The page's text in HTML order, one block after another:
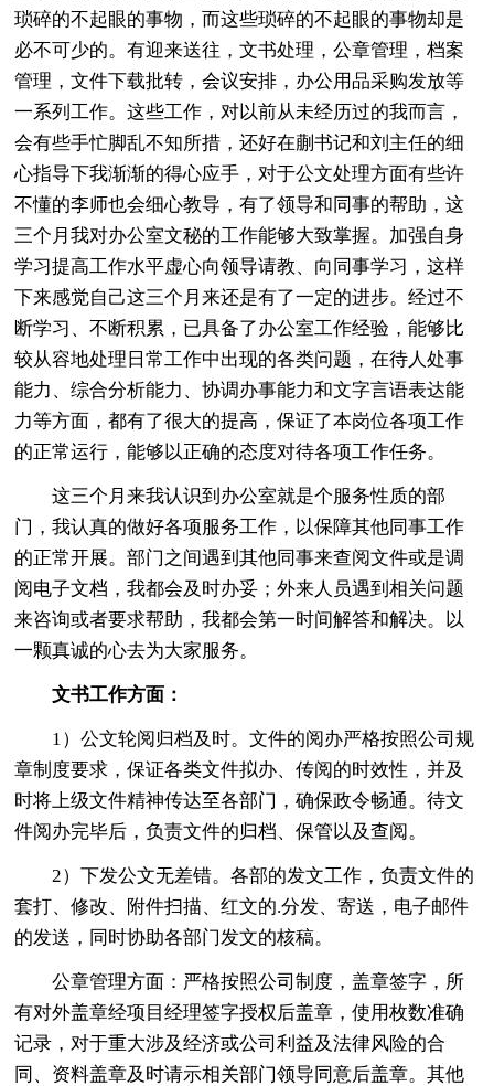
琐碎的不起眼的事物，而这些琐碎的不起眼的事物却是
必不可少的。有迎来送往，文书处理，公章管理，档案
管理，文件下载批转，会议安排，办公用品采购发放等
一系列工作。这些工作，对以前从未经历过的我而言，
会有些手忙脚乱不知所措，还好在蒯书记和刘主任的细
心指导下我渐渐的得心应手，对于公文处理方面有些许
不懂的李师也会细心教导，有了领导和同事的帮助，这
三个月我对办公室文秘的工作能够大致掌握。加强自身
学习提高工作水平虚心向领导请教、向同事学习，这样
下来感觉自己这三个月来还是有了一定的进步。经过不
断学习、不断积累，已具备了办公室工作经验，能够比
较从容地处理日常工作中出现的各类问题，在待人处事
能力、综合分析能力、协调办事能力和文字言语表达能
力等方面，都有了很大的提高，保证了本岗位各项工作
的正常运行，能够以正确的态度对待各项工作任务。
这三个月来我认识到办公室就是个服务性质的部
门，我认真的做好各项服务工作，以保障其他同事工作
的正常开展。部门之间遇到其他同事来查阅文件或是调
阅电子文档，我都会及时办妥；外来人员遇到相关问题
来咨询或者要求帮助，我都会第一时间解答和解决。以
一颗真诚的心去为大家服务。
文书工作方面：
1）公文轮阅归档及时。文件的阅办严格按照公司规
章制度要求，保证各类文件拟办、传阅的时效性，并及
时将上级文件精神传达至各部门，确保政令畅通。待文
件阅办完毕后，负责文件的归档、保管以及查阅。
2）下发公文无差错。各部的发文工作，负责文件的
套打、修改、附件扫描、红文的.分发、寄送，电子邮件
的发送，同时协助各部门发文的核稿。
公章管理方面：严格按照公司制度，盖章签字，所
有对外盖章经项目经理签字授权后盖章，使用枚数准确
记录，对于重大涉及经济或公司利益及法律风险的合
同、资料盖章及时请示相关部门领导同意后盖章。其他